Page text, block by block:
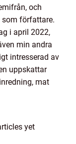
och
som författare.
i april 2022,
min andra
intresserad av
uppskattar
mat
yet